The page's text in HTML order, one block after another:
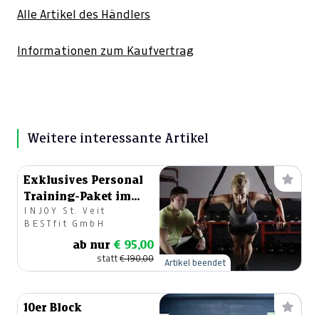
Alle Artikel des Händlers
Informationen zum Kaufvertrag
Weitere interessante Artikel
Exklusives Personal
Training-Paket im
Wert von 190 Euro
INJOY St. Veit
BESTfit GmbH
ab nur € 95,00
statt€ 190,00 Artikel beendet
10er Block